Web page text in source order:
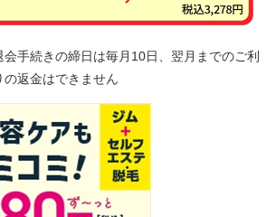
手続きの締日は毎月10日、翌月までのご利
の返金はできません